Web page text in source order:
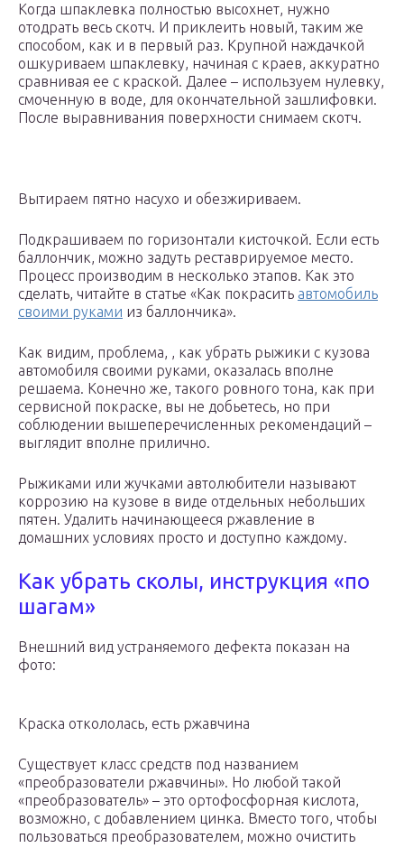
Когда шпаклевка полностью высохнет, нужно
отодрать весь скотч. И приклеить новый, таким же
способом, как и в первый раз. Крупной наждачкой
ошкуриваем шпаклевку, начиная с краев, аккуратно
сравнивая ее с краской. Далее – используем нулевку,
смоченную в воде, для окончательной зашлифовки.
После выравнивания поверхности снимаем скотч.
Вытираем пятно насухо и обезжириваем.
Подкрашиваем по горизонтали кисточкой. Если есть
баллончик, можно задуть реставрируемое место.
Процесс производим в несколько этапов. Как это
сделать, читайте в статье «Как покрасить автомобиль
своими руками из баллончика».
Как видим, проблема, , как убрать рыжики с кузова
автомобиля своими руками, оказалась вполне
решаема. Конечно же, такого ровного тона, как при
сервисной покраске, вы не добьетесь, но при
соблюдении вышеперечисленных рекомендаций –
выглядит вполне прилично.
Рыжиками или жучками автолюбители называют
коррозию на кузове в виде отдельных небольших
пятен. Удалить начинающееся ржавление в
домашних условиях просто и доступно каждому.
Как убрать сколы, инструкция «по
шагам»
Внешний вид устраняемого дефекта показан на
фото:
Краска откололась, есть ржавчина
Существует класс средств под названием
«преобразователи ржавчины». Но любой такой
«преобразователь» – это ортофосфорная кислота,
возможно, с добавлением цинка. Вместо того, чтобы
пользоваться преобразователем, можно очистить